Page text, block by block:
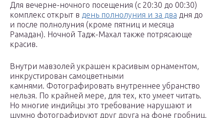
Для вечерне-ночного посещения (с 20:30 до 00:30)
комплекс открыт в день полнолуния и за два дня до
и после полнолуния (кроме пятниц и месяца
Рамадан). Ночной Тадж-Махал также потрясающе
красив.
Внутри мавзолей украшен красивым орнаментом,
инкрустирован самоцветными
камнями. Фотографировать внутреннее убранство
нельзя. По крайней мере, для тех, кто умеет читать.
Но многие индийцы это требование нарушают и
шумно фотографируют друг друга на фоне гробниц.